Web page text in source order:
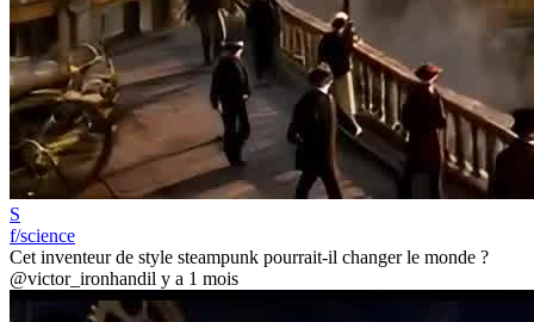
S
f/science
Cet inventeur de style steampunk pourrait-il changer le monde ?
@victor_ironhandil y a 1 mois